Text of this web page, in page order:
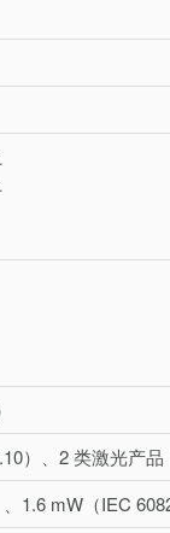
）、2 类激光产品
1.6 mW（IEC